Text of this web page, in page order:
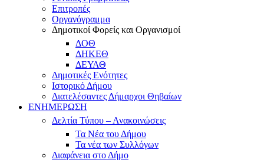
Επιτροπές
Οργανόγραμμα
Δημοτικοί Φορείς και Οργανισμοί
ΔΟΘ
ΔΗΚΕΘ
ΔΕΥΑΘ
Δημοτικές Ενότητες
Ιστορικό Δήμου
Διατελέσαντες Δήμαρχοι Θηβαίων
ΕΝΗΜΕΡΩΣΗ
Δελτία Τύπου – Ανακοινώσεις
Τα Νέα του Δήμου
Τα νέα των Συλλόγων
Διαφάνεια στο Δήμο